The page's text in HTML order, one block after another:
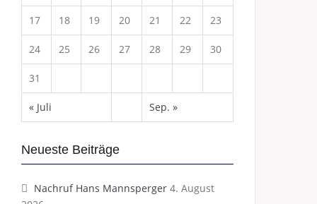
17 18 19 20 21 22 23
24 25 26 27 28 29 30
31
« Juli Sep. »
Neueste Beiträge
Nachruf Hans Mannsperger 4. August